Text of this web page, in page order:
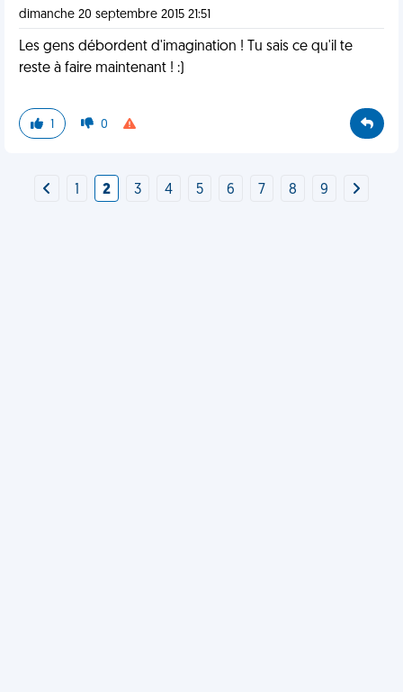
dimanche 20 septembre 2015 21:51
Les gens débordent d'imagination ! Tu sais ce qu'il te
reste à faire maintenant ! :)
1 0
2 3 4 5 6 7 8 9